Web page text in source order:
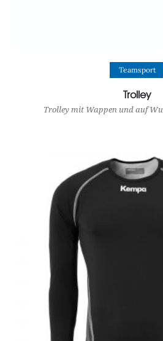
View
Teamsport
Trolley
Trolley mit Wappen und auf